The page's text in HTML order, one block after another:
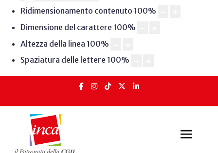
Ridimensionamento contenuto 100%
Dimensione del carattere 100%
Altezza della linea 100%
Spaziatura delle lettere 100%